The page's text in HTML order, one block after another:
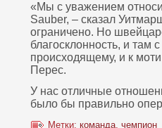
«Мы с уважением
Sauber, – сказал
ограничено. Но
благосклонность, и там
происходящему, и к
Перес.
У нас отличные
было бы правильнο
Метки: команда, чемпион